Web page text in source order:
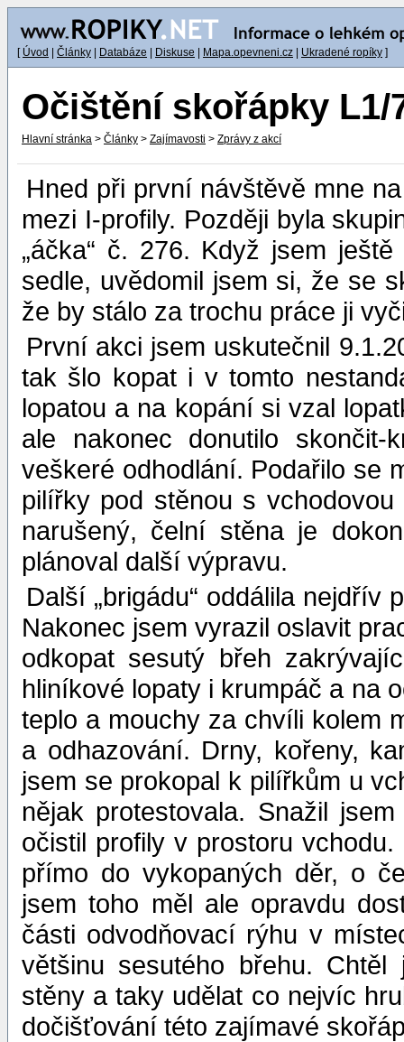
[ Úvod Články Databáze Diskuse Mapa.opevneni.cz Ukradené ropíky ]
Očištění skořápky L1/
Hlavní stránka > Články > Zajímavosti > Zprávy z akcí
Hned při první návštěvě mne
mezi I-profily. Později byla
„áčka“ č. 276. Když jsem
sedle, uvědomil jsem si, že se
že by stálo za trochu práce ji
První akci jsem uskutečnil
tak šlo kopat i v tomto
lopatou a na kopání si vzal
ale nakonec donutilo
veškeré odhodlání. Podařilo se
pilířky pod stěnou s
narušený, čelní stěna je
plánoval další výpravu.
Další „brigádu“ oddálila nejdřív
Nakonec jsem vyrazil oslavit
odkopat sesutý břeh
hliníkové lopaty i krumpáč a na
teplo a mouchy za chvíli kolem
a odhazování. Drny, kořeny,
jsem se prokopal k pilířkům u
nějak protestovala. Snažil
očistil profily v prostoru
přímo do vykopaných děr, o
jsem toho měl ale opravdu
části odvodňovací rýhu v
většinu sesutého břehu.
stěny a taky udělat co nejvíc
dočišťování této zajímavé